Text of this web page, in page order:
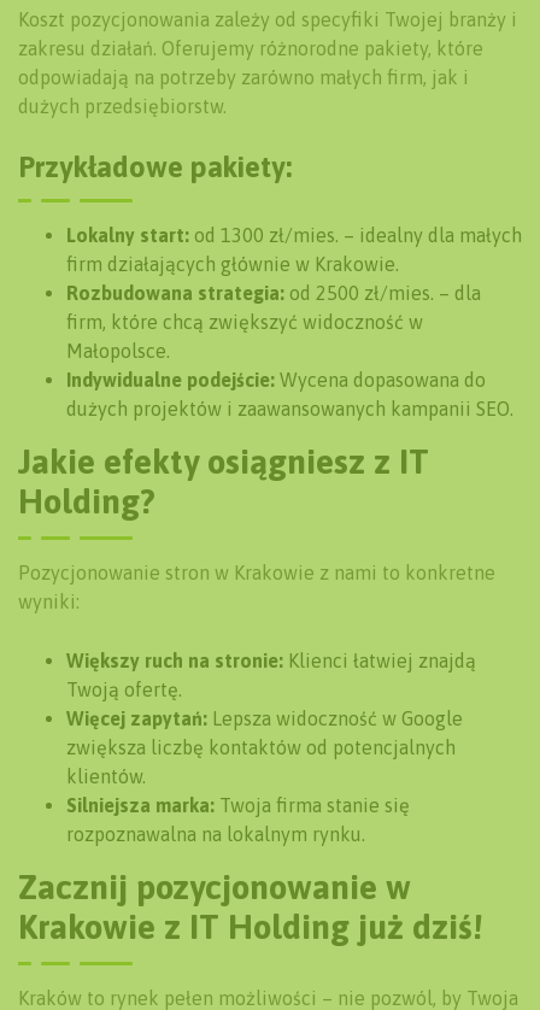
Koszt pozycjonowania zależy od specyfiki Twojej branży i
zakresu działań. Oferujemy różnorodne pakiety, które
odpowiadają na potrzeby zarówno małych firm, jak i
dużych przedsiębiorstw.
Przykładowe pakiety:
Lokalny start: od 1300 zł/mies. – idealny dla małych
firm działających głównie w Krakowie.
Rozbudowana strategia: od 2500 zł/mies. – dla
firm, które chcą zwiększyć widoczność w
Małopolsce.
Indywidualne podejście: Wycena dopasowana do
dużych projektów i zaawansowanych kampanii SEO.
Jakie efekty osiągniesz z IT
Holding?
Pozycjonowanie stron w Krakowie z nami to konkretne
wyniki:
Większy ruch na stronie: Klienci łatwiej znajdą
Twoją ofertę.
Więcej zapytań: Lepsza widoczność w Google
zwiększa liczbę kontaktów od potencjalnych
klientów.
Silniejsza marka: Twoja firma stanie się
rozpoznawalna na lokalnym rynku.
Zacznij pozycjonowanie w
Krakowie z IT Holding już dziś!
Kraków to rynek pełen możliwości – nie pozwól, by Twoja